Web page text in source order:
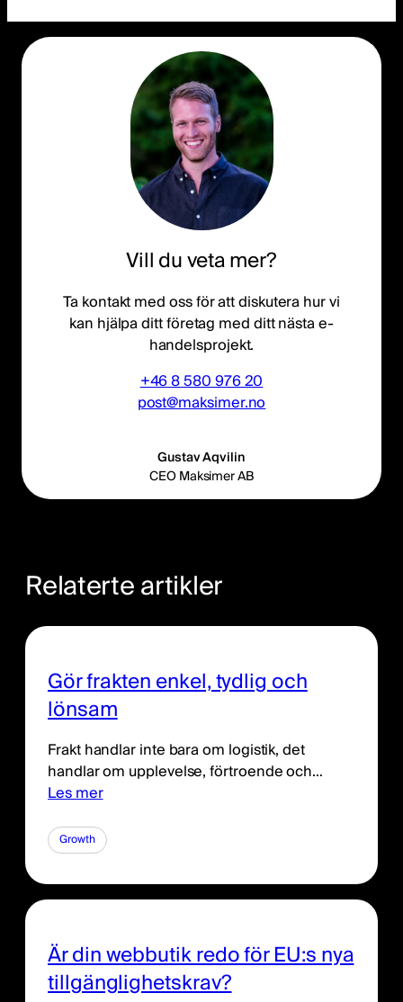
Vill du veta mer?
Ta kontakt med oss för att diskutera hur vi
kan hjälpa ditt företag med ditt nästa e-
handelsprojekt.
+46 8 580 976 20
post@maksimer.no
Gustav Aqvilin
CEO Maksimer AB
Relaterte artikler
Gör frakten enkel, tydlig och
lönsam
Frakt handlar inte bara om logistik, det
handlar om upplevelse, förtroende och…
Les mer
Growth
Är din webbutik redo för EU:s nya
tillgänglighetskrav?